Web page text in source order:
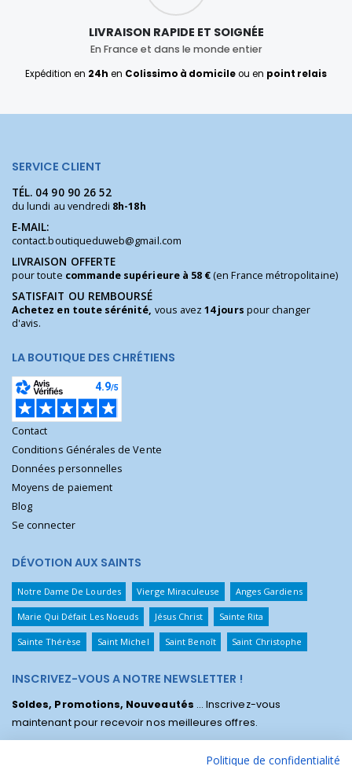
LIVRAISON RAPIDE ET SOIGNÉE
En France et dans le monde entier
Expédition en 24h en Colissimo à domicileou en point relais
SERVICE CLIENT
TÉL. 04 90 90 26 52
du lundi au vendredi 8h-18h
E-MAIL:
contact.boutiqueduweb@gmail.com
LIVRAISON OFFERTE
pour toute commande supérieure à 58 €(en France métropolitaine)
SATISFAIT OU REMBOURSÉ
Achetez en toute sérénité, vous avez14 jours pour changer
d'avis.
LA BOUTIQUE DES CHRÉTIENS
Contact
Conditions Générales de Vente
Données personnelles
Moyens de paiement
Blog
Se connecter
DÉVOTION AUX SAINTS
Notre Dame De Lourdes Vierge Miraculeuse Anges Gardiens
Marie Qui Défait Les Noeuds Jésus Christ Sainte Rita
Sainte Thérèse Saint Michel Saint Benoît Saint Christophe
INSCRIVEZ-VOUS A NOTRE NEWSLETTER !
Soldes, Promotions, Nouveautés ... Inscrivez-vous
maintenant pour recevoir nos meilleures offres.
Politique de confidentialité